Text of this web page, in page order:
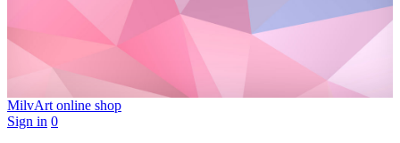
MilvArt online shop
Sign in 0